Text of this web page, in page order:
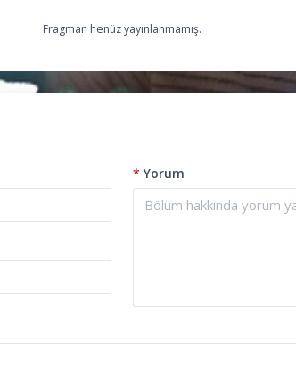
Fragman henüz yayınlanmamış.
* Yorum